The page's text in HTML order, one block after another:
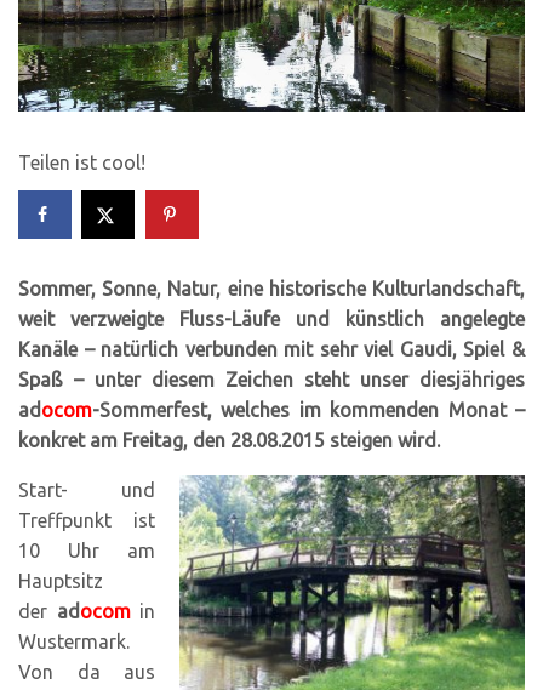
Teilen ist cool!
Sommer, Sonne, Natur, eine historische Kulturlandschaft,
weit verzweigte Fluss-Läufe und künstlich angelegte
Kanäle – natürlich verbunden mit sehr viel Gaudi, Spiel &
Spaß – unter diesem Zeichen steht unser diesjähriges
ad ocom-Sommerfest, welches im kommenden Monat –
konkret am Freitag, den 28.08.2015 steigen wird.
Start- und
Treffpunkt ist
10 Uhr am
Hauptsitz
der ad ocomin
Wustermark.
Von da aus